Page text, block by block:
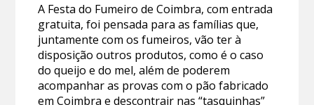
A Festa do Fumeiro de Coimbra, com entrada
gratuita, foi pensada para as famílias que,
juntamente com os fumeiros, vão ter à
disposição outros produtos, como é o caso
do queijo e do mel, além de poderem
acompanhar as provas com o pão fabricado
em Coimbra e descontrair nas “tasquinhas”